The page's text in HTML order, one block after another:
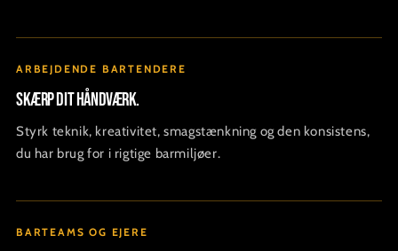
ARBEJDENDE BARTENDERE
Skærp dit håndværk.
Styrk teknik, kreativitet, smagstænkning og den konsistens,
du har brug for i rigtige barmiljøer.
BARTEAMS OG EJERE